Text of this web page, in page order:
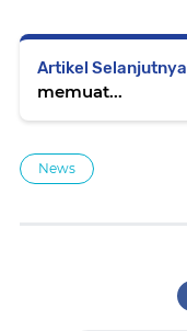
Artikel Selanjutnya
memuat...
News